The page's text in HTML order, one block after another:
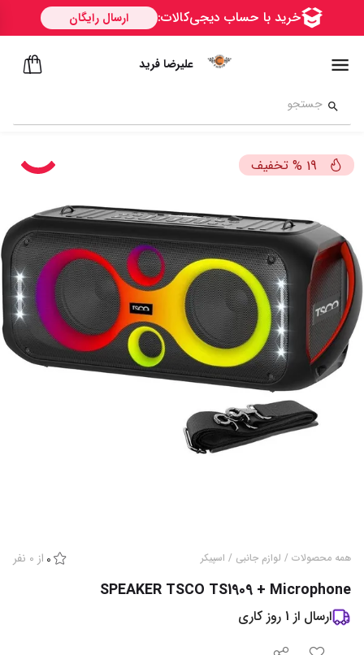
علیرضا فرید
19
% تخفیف
همه محصولات / لوازم جانبی / اسپیکر 0 از 0 نفر
SPEAKER TSCO TS1909 + Microphone
ارسال از 1 روز کاری